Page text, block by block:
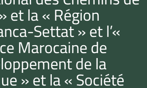
et la « Région
Settat » et l’«
Marocaine de
de la
» et la « Société